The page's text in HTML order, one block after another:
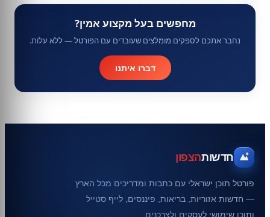
מחפשים בעל מקצוע אמין?
נחבר אתכם לספקים מומלצים שעובדים עם הפורטל — ללא עלות.
דברו איתנו
חדשותהצפון
פורטל תוכן ישראלי עם כתבות ומדריכים מכל הארץ
— חדשות אזוריות, בריאות, פיננסים, לייף סטייל
ותוכן שימושי לעסקים ולצרכנים.